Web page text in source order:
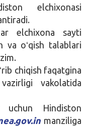
elchixonasi
elchixona sayti
va oʻqish talablari
chiqish faqatgina
vakolatida
uchun Hindiston
manziliga